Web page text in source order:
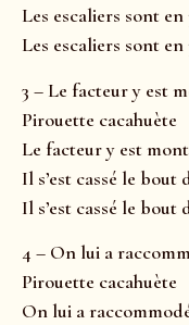
Les escaliers sont
Les escaliers sont
3 – Le facteur y est
Pirouette cacahuète
Le facteur y est
Il s’est cassé le bout
Il s’est cassé le bout
4 – On lui a
Pirouette cacahuète
On lui a